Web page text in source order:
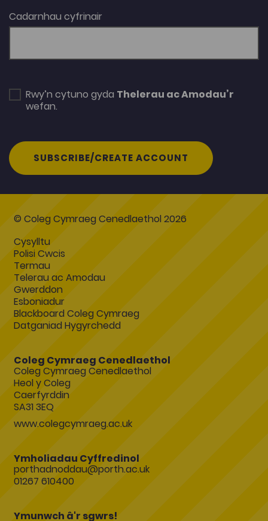
Cadarnhau cyfrinair
Rwy’n cytuno gyda Thelerau ac Amodau’r
wefan.
SUBSCRIBE/CREATE ACCOUNT
© Coleg Cymraeg Cenedlaethol 2026
Cysylltu
Polisi Cwcis
Termau
Telerau ac Amodau
Gwerddon
Esboniadur
Blackboard Coleg Cymraeg
Datganiad Hygyrchedd
Coleg Cymraeg Cenedlaethol
Coleg Cymraeg Cenedlaethol
Heol y Coleg
Caerfyrddin
SA31 3EQ
www.colegcymraeg.ac.uk
Ymholiadau Cyffredinol
porthadnoddau@porth.ac.uk
01267 610400
Ymunwch â'r sgwrs!